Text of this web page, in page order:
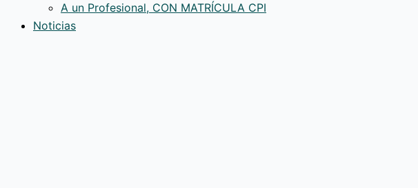
A un Profesional, CON MATRÍCULA CPI
Noticias